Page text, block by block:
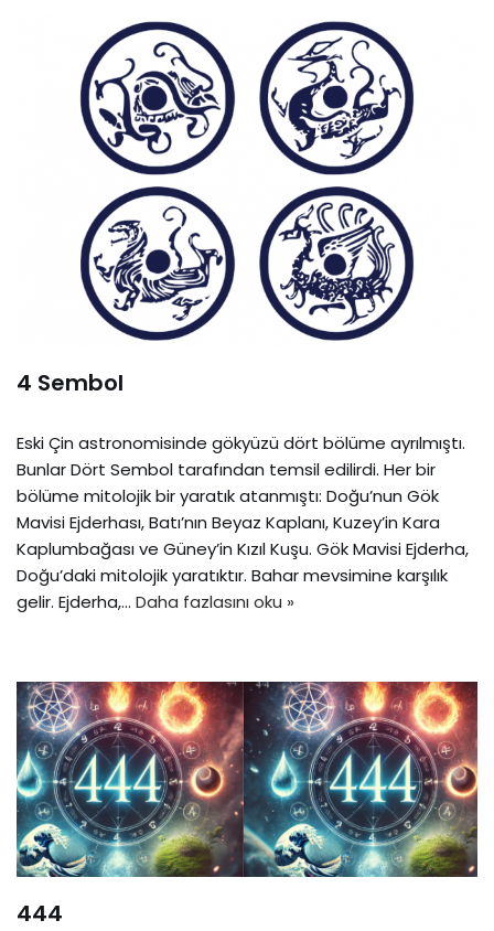
4 Sembol
Eski Çin astronomisinde gökyüzü dört bölüme ayrılmıştı.
Bunlar Dört Sembol tarafından temsil edilirdi. Her bir
bölüme mitolojik bir yaratık atanmıştı: Doğu’nun Gök
Mavisi Ejderhası, Batı’nın Beyaz Kaplanı, Kuzey’in Kara
Kaplumbağası ve Güney’in Kızıl Kuşu. Gök Mavisi Ejderha,
Doğu’daki mitolojik yaratıktır. Bahar mevsimine karşılık
gelir. Ejderha,… Daha fazlasını oku »
444